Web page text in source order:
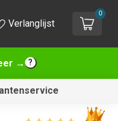
→
Verlanglijst
0